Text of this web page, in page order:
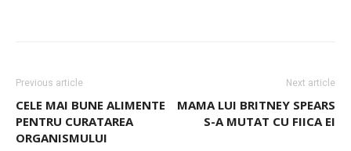
Previous article
CELE MAI BUNE ALIMENTE
PENTRU CURATAREA
ORGANISMULUI
Next article
MAMA LUI BRITNEY SPEARS
S-A MUTAT CU FIICA EI